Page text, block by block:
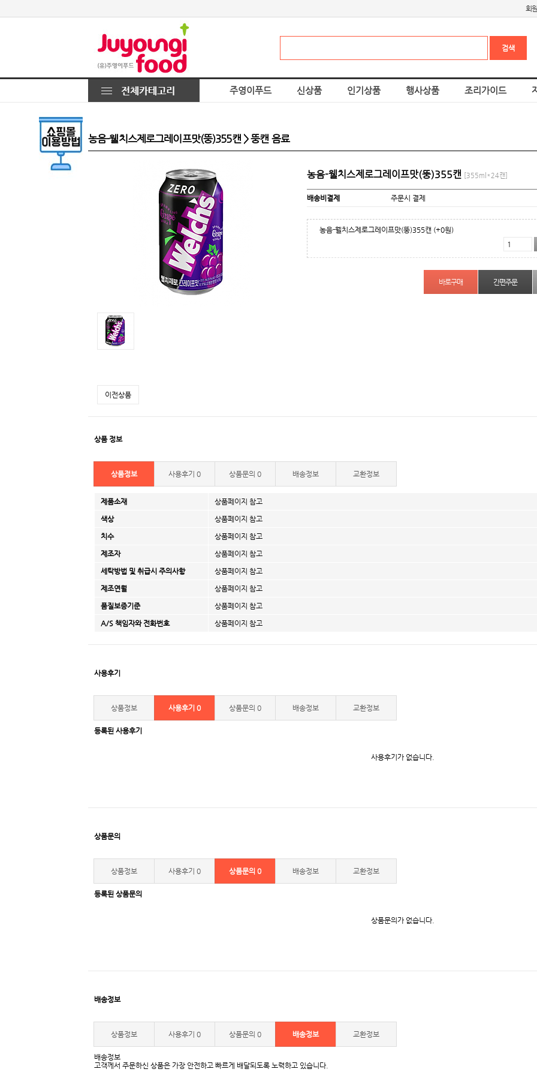
회
주영이푸드 신상품 인기상품 행사상품 조리가이드
농음-웰치스제로그레이프맛(뚱)355캔 > 뚱캔 음료
농음-웰치스제로그레이프맛(뚱)355캔 [355ml*24캔]
배송비결제 주문시 결제
농음-웰치스제로그레이프맛(뚱)355캔 (+0원)
간편주문
이전상품
상품 정보
상품정보 사용후기 0 상품문의 0 배송정보 교환정보
제품소재 상품페이지 참고
색상 상품페이지 참고
치수 상품페이지 참고
제조자 상품페이지 참고
세탁방법 및 취급시 주의사항 상품페이지 참고
제조연월 상품페이지 참고
품질보증기준 상품페이지 참고
A/S 책임자와 전화번호 상품페이지 참고
사용후기
상품정보 사용후기 0 상품문의 0 배송정보 교환정보
등록된 사용후기
사용후기가 없습니다.
상품문의
상품정보 사용후기 0 상품문의 0 배송정보 교환정보
등록된 상품문의
상품문의가 없습니다.
배송정보
상품정보 사용후기 0 상품문의 0 배송정보 교환정보
배송정보
고객께서 주문하신 상품은 가장 안전하고 빠르게 배달되도록 노력하고 있습니다.